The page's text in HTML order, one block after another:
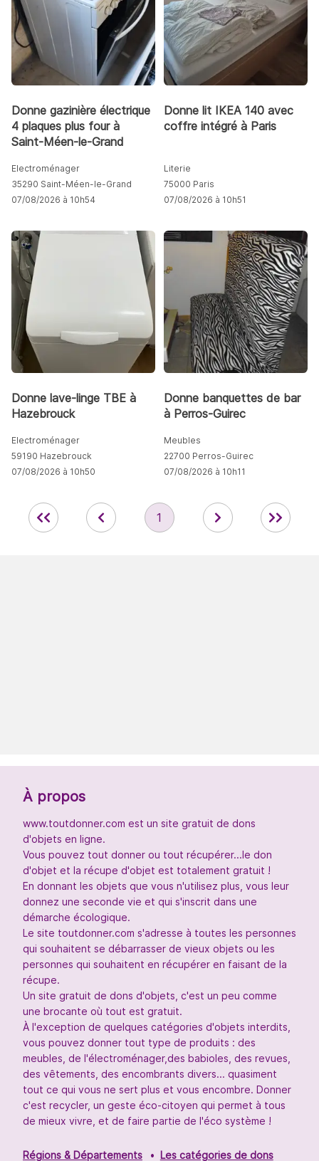
Donne gazinière électrique
4 plaques plus four à
Saint-Méen-le-Grand
Electroménager
35290 Saint-Méen-le-Grand
07/08/2026 à 10h54
Donne lit IKEA 140 avec
coffre intégré à Paris
Literie
75000 Paris
07/08/2026 à 10h51
Donne lave-linge TBE à
Hazebrouck
Electroménager
59190 Hazebrouck
07/08/2026 à 10h50
Donne banquettes de bar
à Perros-Guirec
Meubles
22700 Perros-Guirec
07/08/2026 à 10h11
1
À propos
www.toutdonner.com est un site gratuit de dons
d'objets en ligne.
Vous pouvez tout donner ou tout récupérer...le don
d'objet et la récupe d'objet est totalement gratuit !
En donnant les objets que vous n'utilisez plus, vous leur
donnez une seconde vie et qui s'inscrit dans une
démarche écologique.
Le site toutdonner.com s'adresse à toutes les personnes
qui souhaitent se débarrasser de vieux objets ou les
personnes qui souhaitent en récupérer en faisant de la
récupe.
Un site gratuit de dons d'objets, c'est un peu comme
une brocante où tout est gratuit.
À l'exception de quelques catégories d'objets interdits,
vous pouvez donner tout type de produits : des
meubles, de l'électroménager,des babioles, des revues,
des vêtements, des encombrants divers... quasiment
tout ce qui vous ne sert plus et vous encombre. Donner
c'est recycler, un geste éco-citoyen qui permet à tous
de mieux vivre, et de faire partie de l'éco système !
Régions & Départements Les catégories de dons